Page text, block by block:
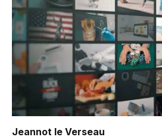
Jeannot le Verseau